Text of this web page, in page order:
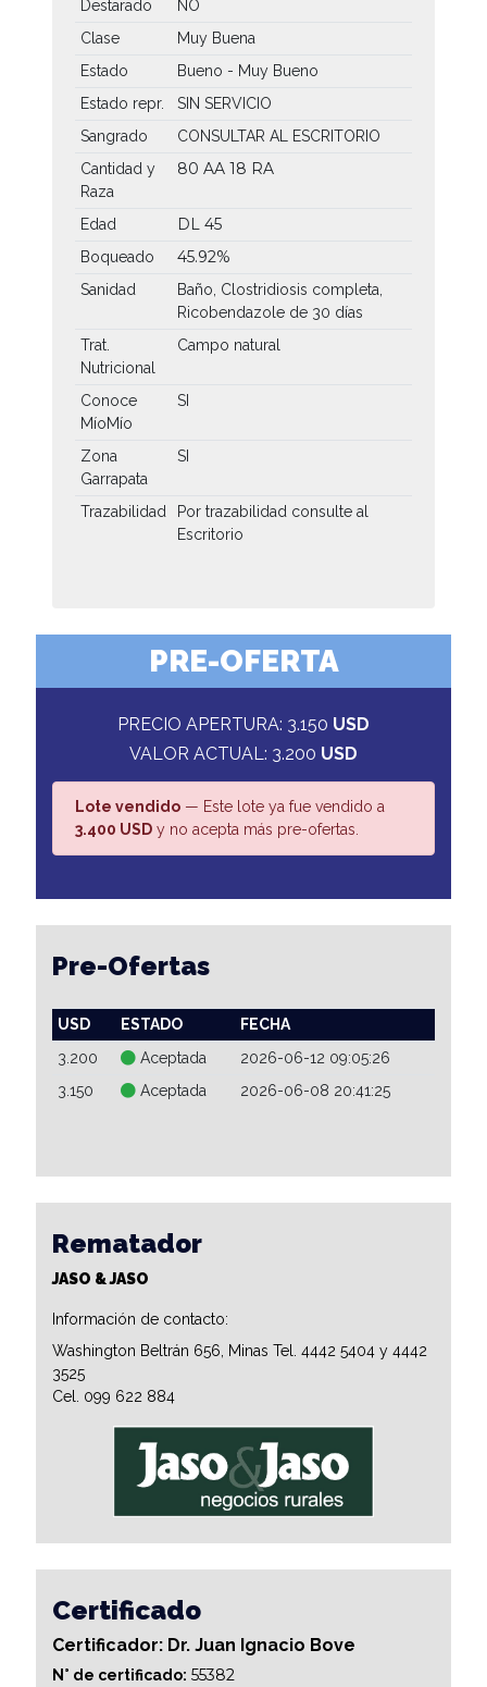
Destarado
NO
Clase
Muy Buena
Estado
Bueno - Muy Bueno
Estado repr.
SIN SERVICIO
Sangrado
CONSULTAR AL ESCRITORIO
Cantidad y
Raza
80 AA 18 RA
Edad DL 45
Boqueado 45.92%
Sanidad
Baño, Clostridiosis completa,
Ricobendazole de 30 días
Trat.
Nutricional
Campo natural
Conoce
MíoMío
SI
Zona
Garrapata
SI
Trazabilidad
Por trazabilidad consulte al
Escritorio
PRE-OFERTA
PRECIO APERTURA: 3.150 USD
VALOR ACTUAL: 3.200 USD
Lote vendido — Este lote ya fue vendido a
3.400 USD y no acepta más pre-ofertas.
Pre-Ofertas
USD ESTADO
FECHA
3.200
Aceptada
2026-06-12 09:05:26
3.150
Aceptada 2026-06-08 20:41:25
Rematador
JASO & JASO
Información de contacto:
Washington Beltrán 656, Minas Tel. 4442 5404 y 4442
3525
Cel. 099 622 884
Certificado
Certificador: Dr. Juan Ignacio Bove
N° de certificado: 55382